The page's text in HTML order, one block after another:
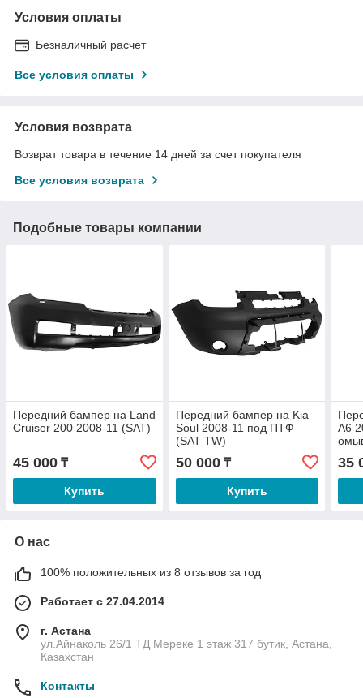
Условия оплаты
Безналичный расчет
Все условия оплаты
Условия возврата
Возврат товара в течение 14 дней за счет покупателя
Все условия возврата
Подобные товары компании
Передний бампер на Land
Cruiser 200 2008-11 (SAT)
45 000 ₸
Купить
Передний бампер на Kia
Soul 2008-11 под ПТФ
(SAT TW)
50 000₸
Купить
A6
35
О нас
100% положительных из 8 отзывов за год
Работает с 27.04.2014
г. Астана
ул.Айнаколь 26/1 ТД Мереке 1 этаж 317 бутик, Астана,
Казахстан
Контакты